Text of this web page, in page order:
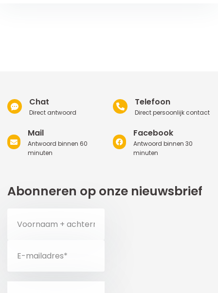
Chat
Direct antwoord
Telefoon
Direct persoonlijk contact
Mail
Antwoord binnen 60
minuten
Facebook
Antwoord binnen 30
minuten
Abonneren op onze nieuwsbrief